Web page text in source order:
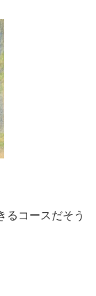
るコースだそう